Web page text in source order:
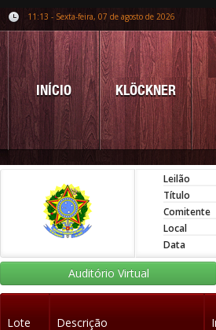
11:13 - Sexta-feira, 07 de agosto de 2026
INÍCIO KLÖCKNER
Leilão
Título
Comitente
Local
Data
Auditório Virtual
Lote Descrição